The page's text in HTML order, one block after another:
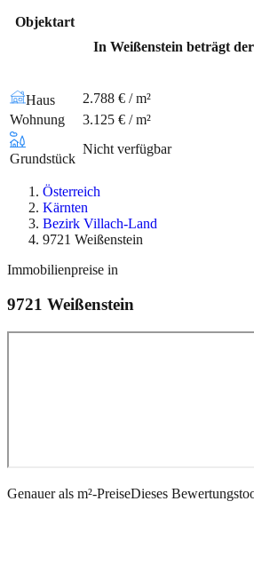
Objektart
In Weißenstein beträgt
Haus
2.788 € / m²
Wohnung
3.125 € / m²
Grundstück
Nicht verfügbar
Österreich
Kärnten
Bezirk Villach-Land
9721 Weißenstein
Immobilienpreise in
9721 Weißenstein
Genauer als m²-PreiseDieses